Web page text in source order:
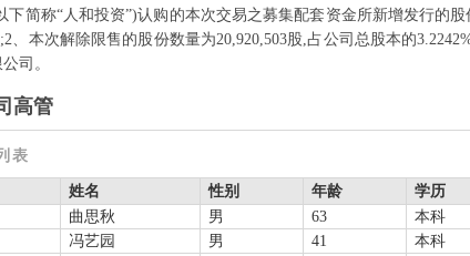
下简称“人和投资”)认购的本次交易之募集配套资金所新增发行的
、本次解除限售的股份数量为20,920,503股,占公司总股本的
司。
高管
表
姓名 性别 年龄 学历
曲思秋 男 63 本科
冯艺园 男 41 本科